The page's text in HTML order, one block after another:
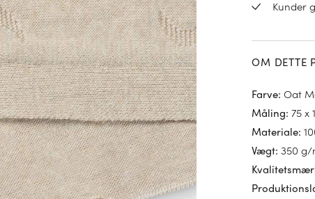
Kunder
OM DETTE
Farve:Oat
Måling: 75 x
Materiale:
Vægt:350 g/